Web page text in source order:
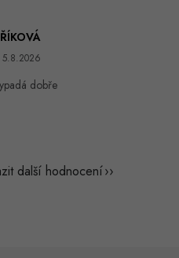
5.8.2026
dobře
další hodnocení